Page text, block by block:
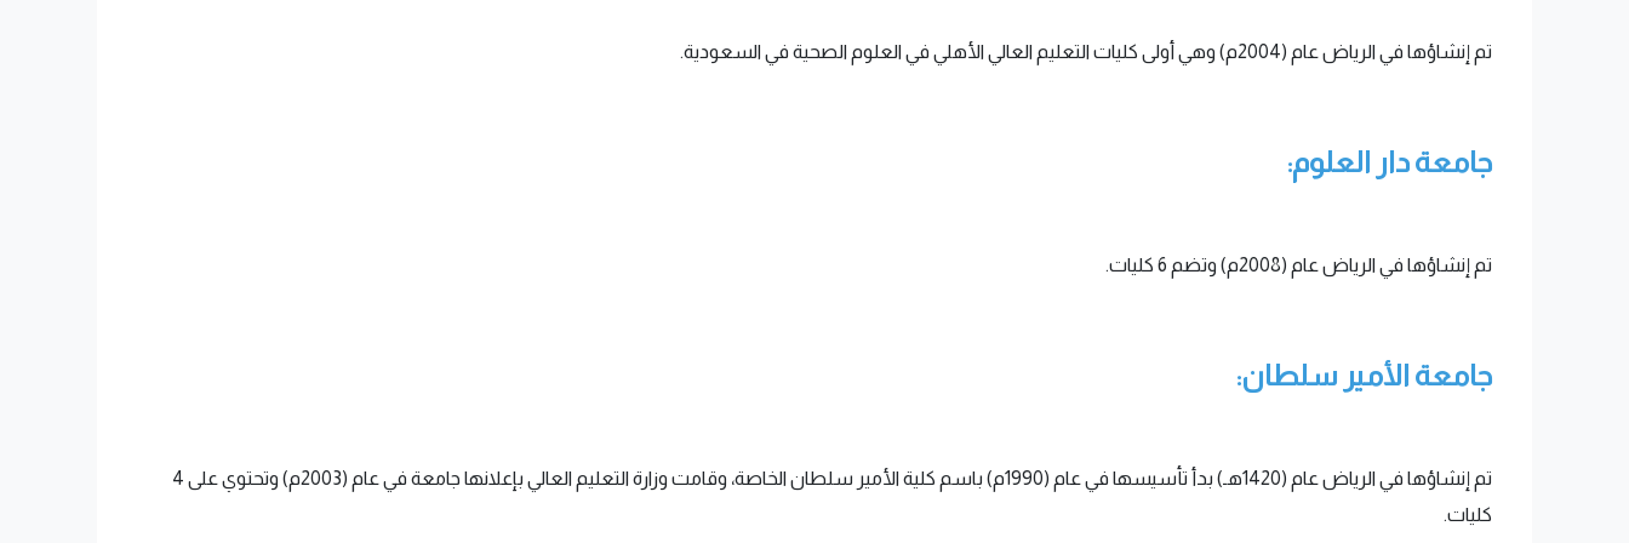
تم إنشاؤها في الرياض عام (2004م) وهي أولى كليات التعليم العالي الأهلي في العلوم الصحية في السعودية.
جامعة دار العلوم:
تم إنشاؤها في الرياض عام (2008م) وتضم 6 كليات.
جامعة الأمير سلطان:
تم إنشاؤها في الرياض عام (1420هـ) بدأ تأسيسها في عام (1990م) باسم كلية الأمير سلطان الخاصة، وقامت وزارة التعليم العالي بإعلانها جامعة في عام (2003م) وتحتوي على 4
كليات.